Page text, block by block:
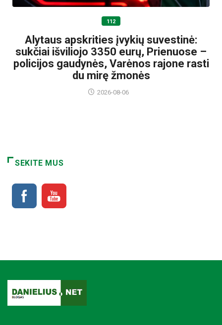
112
Alytaus apskrities įvykių suvestinė:
sukčiai išviliojo 3350 eurų, Prienuose –
policijos gaudynės, Varėnos rajone rasti
du mirę žmonės
2026-08-06
SEKITE MUS